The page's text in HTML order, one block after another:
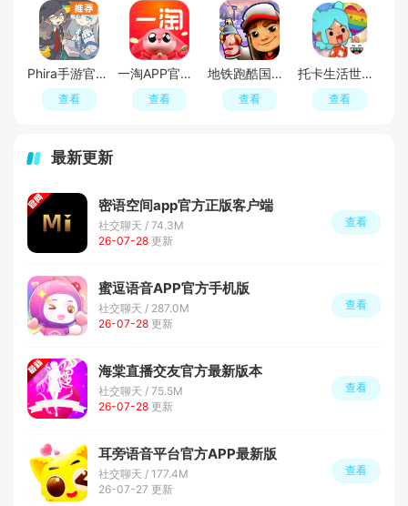
Phira手游官方安卓版
查看
一淘APP官方最新版本
查看
地铁跑酷国际版(Subway Surf)
查看
托卡生活世界2026最新版本(Toca World)
查看
最新更新
密语空间app官方正版客户端
社交聊天 / 74.3M
26-07-28 更新
查看
蜜逗语音APP官方手机版
社交聊天 / 287.0M
26-07-28 更新
查看
海棠直播交友官方最新版本
社交聊天 / 75.5M
26-07-28 更新
查看
耳旁语音平台官方APP最新版
社交聊天 / 177.4M
26-07-27 更新
查看